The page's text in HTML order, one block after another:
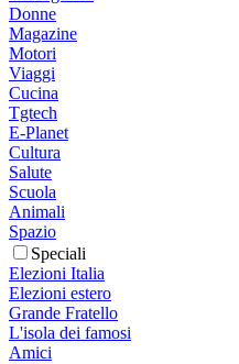
Donne
Magazine
Motori
Viaggi
Cucina
Tgtech
E-Planet
Cultura
Salute
Scuola
Animali
Spazio
Speciali
Elezioni Italia
Elezioni estero
Grande Fratello
L'isola dei famosi
Amici